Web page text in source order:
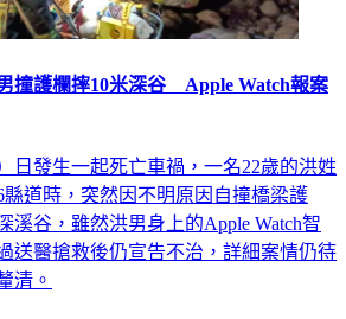
撞護欄摔10米深谷 Apple Watch報案
日發生一起死亡車禍，一名22歲的洪姓
縣道時，突然因不明原因自撞橋梁護
溪谷，雖然洪男身上的Apple Watch智
送醫搶救後仍宣告不治，詳細案情仍待
清。